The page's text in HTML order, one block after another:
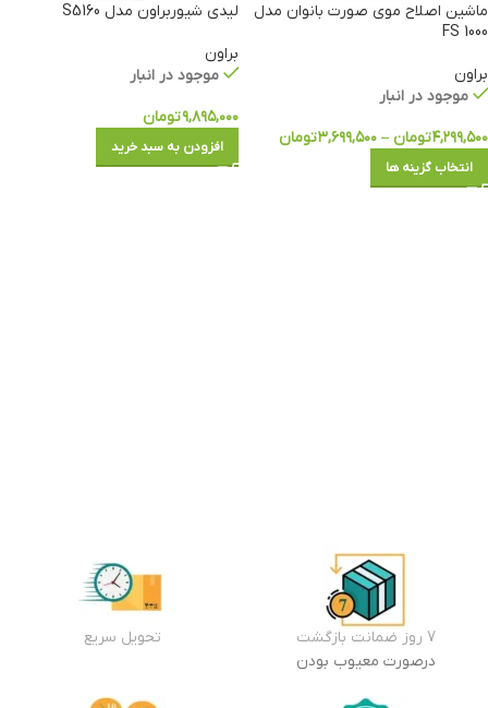
ماشین اصلاح موی صورت بانوان مدل
FS 1000
براون
موجود در انبار
۴,۲۹۹,۵۰۰تومان – ۳,۶۹۹,۵۰۰تومان
انتخاب گزینه ها
لیدی شیوربراون مدل S5160
براون
موجود در انبار
۹,۸۹۵,۰۰۰تومان
افزودن به سبد خرید
7 روز ضمانت بازگشت
درصورت معیوب بودن
تحویل سریع